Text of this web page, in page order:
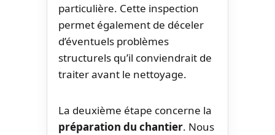
particulière. Cette inspection
permet également de déceler
d’éventuels problèmes
structurels qu’il conviendrait de
traiter avant le nettoyage.
La deuxième étape concerne la
préparation du chantier. Nous